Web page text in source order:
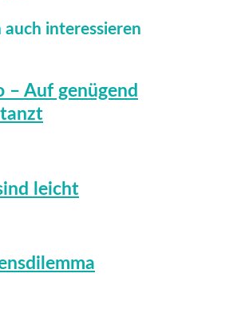
auch interessieren
– Auf genügend
leicht